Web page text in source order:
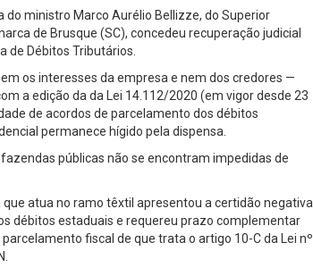
ministro Marco Aurélio Bellizze, do Superior
de Brusque (SC), concedeu recuperação judicial
de Débitos Tributários.
os interesses da empresa e nem dos credores —
a edição da da Lei 14.112/2020 (em vigor desde 23
de acordos de parcelamento dos débitos
permanece hígido pela dispensa.
públicas não se encontram impedidas de
atua no ramo têxtil apresentou a certidão negativa
débitos estaduais e requereu prazo complementar
fiscal de que trata o artigo 10-C da Lei nº